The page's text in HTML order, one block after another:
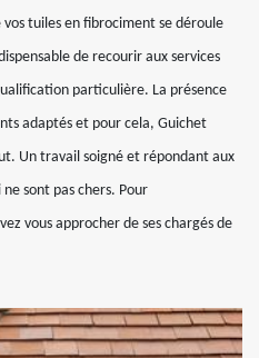
tuiles en fibrociment se déroule
de recourir aux services
particulière. La présence
adaptés et pour cela, Guichet
Un travail soigné et répondant aux
sont pas chers. Pour
vous approcher de ses chargés de